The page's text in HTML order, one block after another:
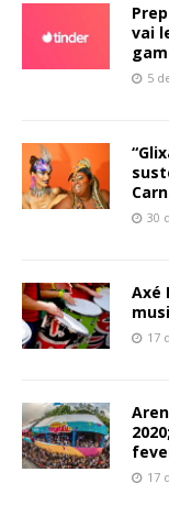
vai
5
30
Axé
17
17